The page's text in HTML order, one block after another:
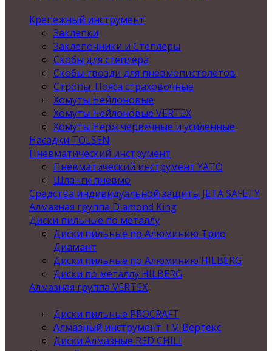
Крепежный инструмент
Заклепки
Заклепочники и Степлеры
Скобы для степлера
Скобы-гвозди для пневмопистолетов
Стропы .Пояса страховочные
Хомуты Нейлоновые
Хомуты Нейлоновые VERTEX
Хомуты Нерж червячные и усиленные
Насадки TOLSEN
Пневматический инструмент
Пневматический инструмент YATO
Шланги пневмо
Средства индивидуальной защиты JETA SAFETY
Алмазная группа Diamond King
Диски пильные по металлу
Диски пильные по Алюминию Трио
Диамант
Диски пильные по Алюминию HILBERG
Диски по металлу HILBERG
Алмазная группа VERTEX
Диски пильные PROCRAFT
Алмазный инструмент ТМ Вертекс
Диски Алмазные RED CHILI